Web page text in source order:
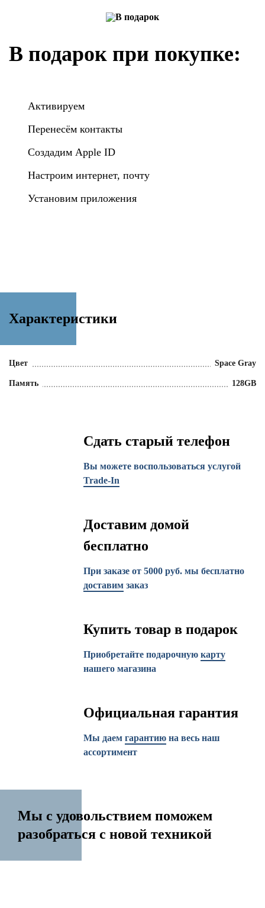
В подарок при покупке:
Активируем
Перенесём контакты
Создадим Apple ID
Настроим интернет, почту
Установим приложения
Характеристики
Цвет Space Gray
Память 128GB
Сдать старый телефон
Вы можете воспользоваться услугой
Trade-In
Доставим домой
бесплатно
При заказе от 5000 руб. мы бесплатно
доставим заказ
Купить товар в подарок
Приобретайте подарочную карту
нашего магазина
Официальная гарантия
Мы даем гарантию на весь наш
ассортимент
Мы с удовольствием поможем
разобраться с новой техникой